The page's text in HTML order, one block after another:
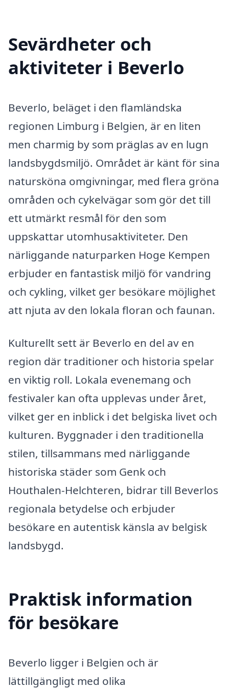
Sevärdheter och
aktiviteter i Beverlo
Beverlo, beläget i den flamländska
regionen Limburg i Belgien, är en liten
men charmig by som präglas av en lugn
landsbygdsmiljö. Området är känt för sina
natursköna omgivningar, med flera gröna
områden och cykelvägar som gör det till
ett utmärkt resmål för den som
uppskattar utomhusaktiviteter. Den
närliggande naturparken Hoge Kempen
erbjuder en fantastisk miljö för vandring
och cykling, vilket ger besökare möjlighet
att njuta av den lokala floran och faunan.
Kulturellt sett är Beverlo en del av en
region där traditioner och historia spelar
en viktig roll. Lokala evenemang och
festivaler kan ofta upplevas under året,
vilket ger en inblick i det belgiska livet och
kulturen. Byggnader i den traditionella
stilen, tillsammans med närliggande
historiska städer som Genk och
Houthalen-Helchteren, bidrar till Beverlos
regionala betydelse och erbjuder
besökare en autentisk känsla av belgisk
landsbygd.
Praktisk information
för besökare
Beverlo ligger i Belgien och är
lättillgängligt med olika